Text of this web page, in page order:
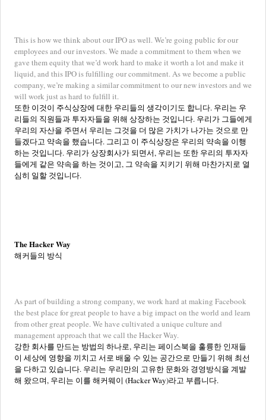
This is how we think about our IPO as well. We’re going public for our
employees and our investors. We made a commitment to them when we
gave them equity that we’d work hard to make it worth a lot and make it
liquid, and this IPO is fulfilling our commitment. As we become a public
company, we’re making a similar commitment to our new investors and we
will work just as hard to fulfill it.
또한 이것이 주식상장에 대한 우리들의 생각이기도 합니다. 우리는 우
리들의 직원들과 투자자들을 위해 상장하는 것입니다. 우리가 그들에게
우리의 자산을 주면서 우리는 그것을 더 많은 가치가 나가는 것으로 만
들겠다고 약속을 했습니다. 그리고 이 주식상장은 우리의 약속을 이행
하는 것입니다. 우리가 상장회사가 되면서, 우리는 또한 우리의 투자자
들에게 같은 약속을 하는 것이고, 그 약속을 지키기 위해 마찬가지로 열
심히 일할 것입니다.
The Hacker Way
해커들의 방식
As part of building a strong company, we work hard at making Facebook
the best place for great people to have a big impact on the world and learn
from other great people. We have cultivated a unique culture and
management approach that we call the Hacker Way.
강한 회사를 만드는 방법의 하나로, 우리는 페이스북을 훌륭한 인재들
이 세상에 영향을 끼치고 서로 배울 수 있는 공간으로 만들기 위해 최선
을 다하고 있습니다. 우리는 우리만의 고유한 문화와 경영방식을 계발
해 왔으며, 우리는 이를 해커웨이 (Hacker Way)라고 부릅니다.